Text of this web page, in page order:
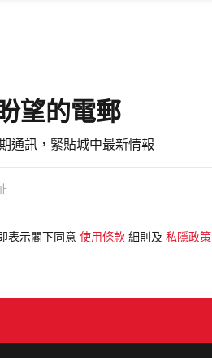
望的電郵
通訊，緊貼城中最新情報
表示閣下同意 使用條款 細則及 私隱政策